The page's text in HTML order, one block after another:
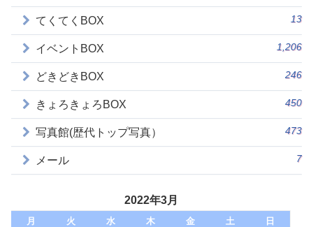
てくてくBOX 13
イベントBOX 1,206
どきどきBOX 246
きょろきょろBOX 450
写真館(歴代トップ写真） 473
メール 7
2022年3月
月 火 水 木 金 土
日